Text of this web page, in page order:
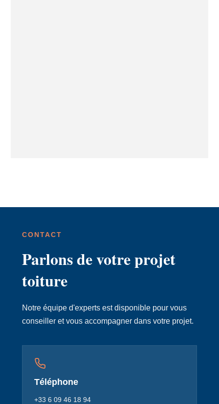
CONTACT
Parlons de votre projet
toiture
Notre équipe d'experts est disponible pour vous
conseiller et vous accompagner dans votre projet.
Téléphone
+33 6 09 46 18 94